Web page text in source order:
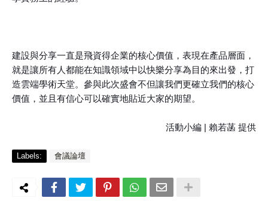
建設與分享一直是飛資得企業的核心價值，表現在產品層面，
就是讓所有人都能在知識領域中以快樂分享為目的來出發，打
造雲端學術天堂。參與此次盛會不但讓我們更確立我們的核心
價值，並且有信心可以確實地貼近大家的期望。
活動小編 | 賴若菡 提供
Labels: 會議論壇